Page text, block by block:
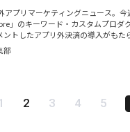
アプリマーケティングニュース。今
」のキーワード・カスタムプロダ
トしたアプリ外決済の導入がもた
アクションが可能なニュースなので
事での日時の記載は、特別な断り
タムプロダクトページのキーワード
部
2 3 4 5